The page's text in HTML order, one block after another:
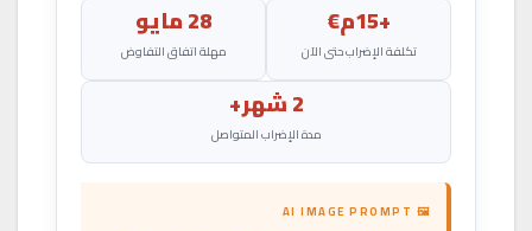
+15م€
تكلفة الإضراب حتى الآن
28 مايو
مهلة اتفاق التفاوض
2 شهر+
مدة الإضراب المتواصل
🖼 AI IMAGE PROMPT